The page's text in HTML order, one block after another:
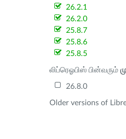
26.2.1
26.2.0
25.8.7
25.8.6
25.8.5
லிப்ரெஓபிஸ் பின்வரும்
26.8.0
Older versions of